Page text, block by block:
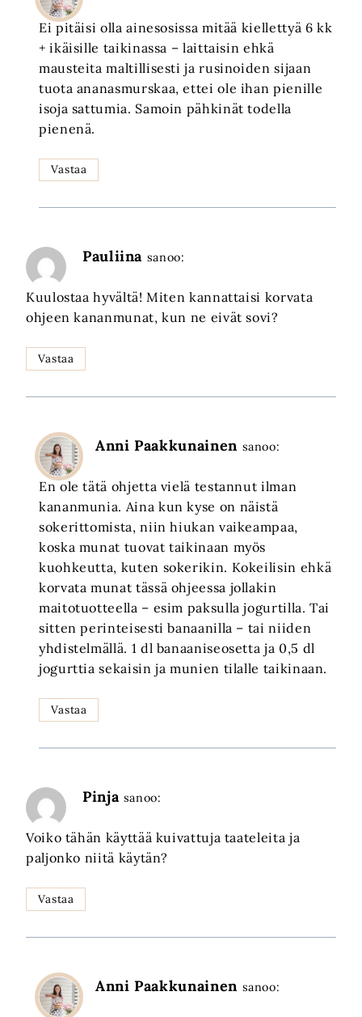
Ei pitäisi olla ainesosissa mitää kiellettyä 6 kk
+ ikäisille taikinassa – laittaisin ehkä
mausteita maltillisesti ja rusinoiden sijaan
tuota ananasmurskaa, ettei ole ihan pienille
isoja sattumia. Samoin pähkinät todella
pienenä.
Vastaa
Pauliina sanoo:
Kuulostaa hyvältä! Miten kannattaisi korvata
ohjeen kananmunat, kun ne eivät sovi?
Vastaa
Anni Paakkunainen sanoo:
En ole tätä ohjetta vielä testannut ilman
kananmunia. Aina kun kyse on näistä
sokerittomista, niin hiukan vaikeampaa,
koska munat tuovat taikinaan myös
kuohkeutta, kuten sokerikin. Kokeilisin ehkä
korvata munat tässä ohjeessa jollakin
maitotuotteella – esim paksulla jogurtilla. Tai
sitten perinteisesti banaanilla – tai niiden
yhdistelmällä. 1 dl banaaniseosetta ja 0,5 dl
jogurttia sekaisin ja munien tilalle taikinaan.
Vastaa
Pinja sanoo:
Voiko tähän käyttää kuivattuja taateleita ja
paljonko niitä käytän?
Vastaa
Anni Paakkunainen sanoo: